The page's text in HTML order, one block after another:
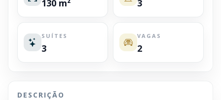
130 m² 3
SUÍTES
3
VAGAS
2
DESCRIÇÃO